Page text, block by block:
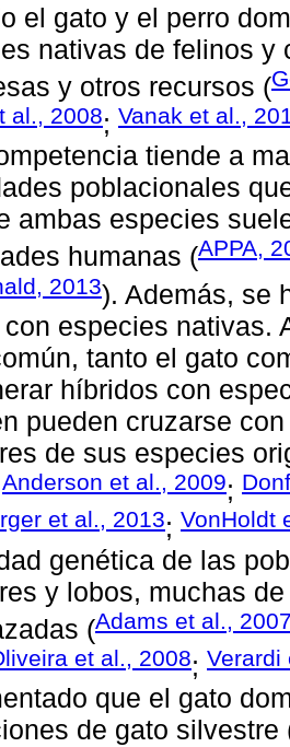
el gato y el perro
nativas de felinos y
y otros recursos (
al., 2008; Vanak et al.,
tiende a
poblacionales
ambas especies
humanas (APPA,
2013). Además, se
con especies nativas.
tanto el gato
híbridos con
pueden cruzarse
de sus especies
Anderson et al., 2009;
et al., 2013; VonHoldt
genética de las
y lobos, muchas
(Adams et al.,
et al., 2008; Verardi
que el gato
de gato silvestre